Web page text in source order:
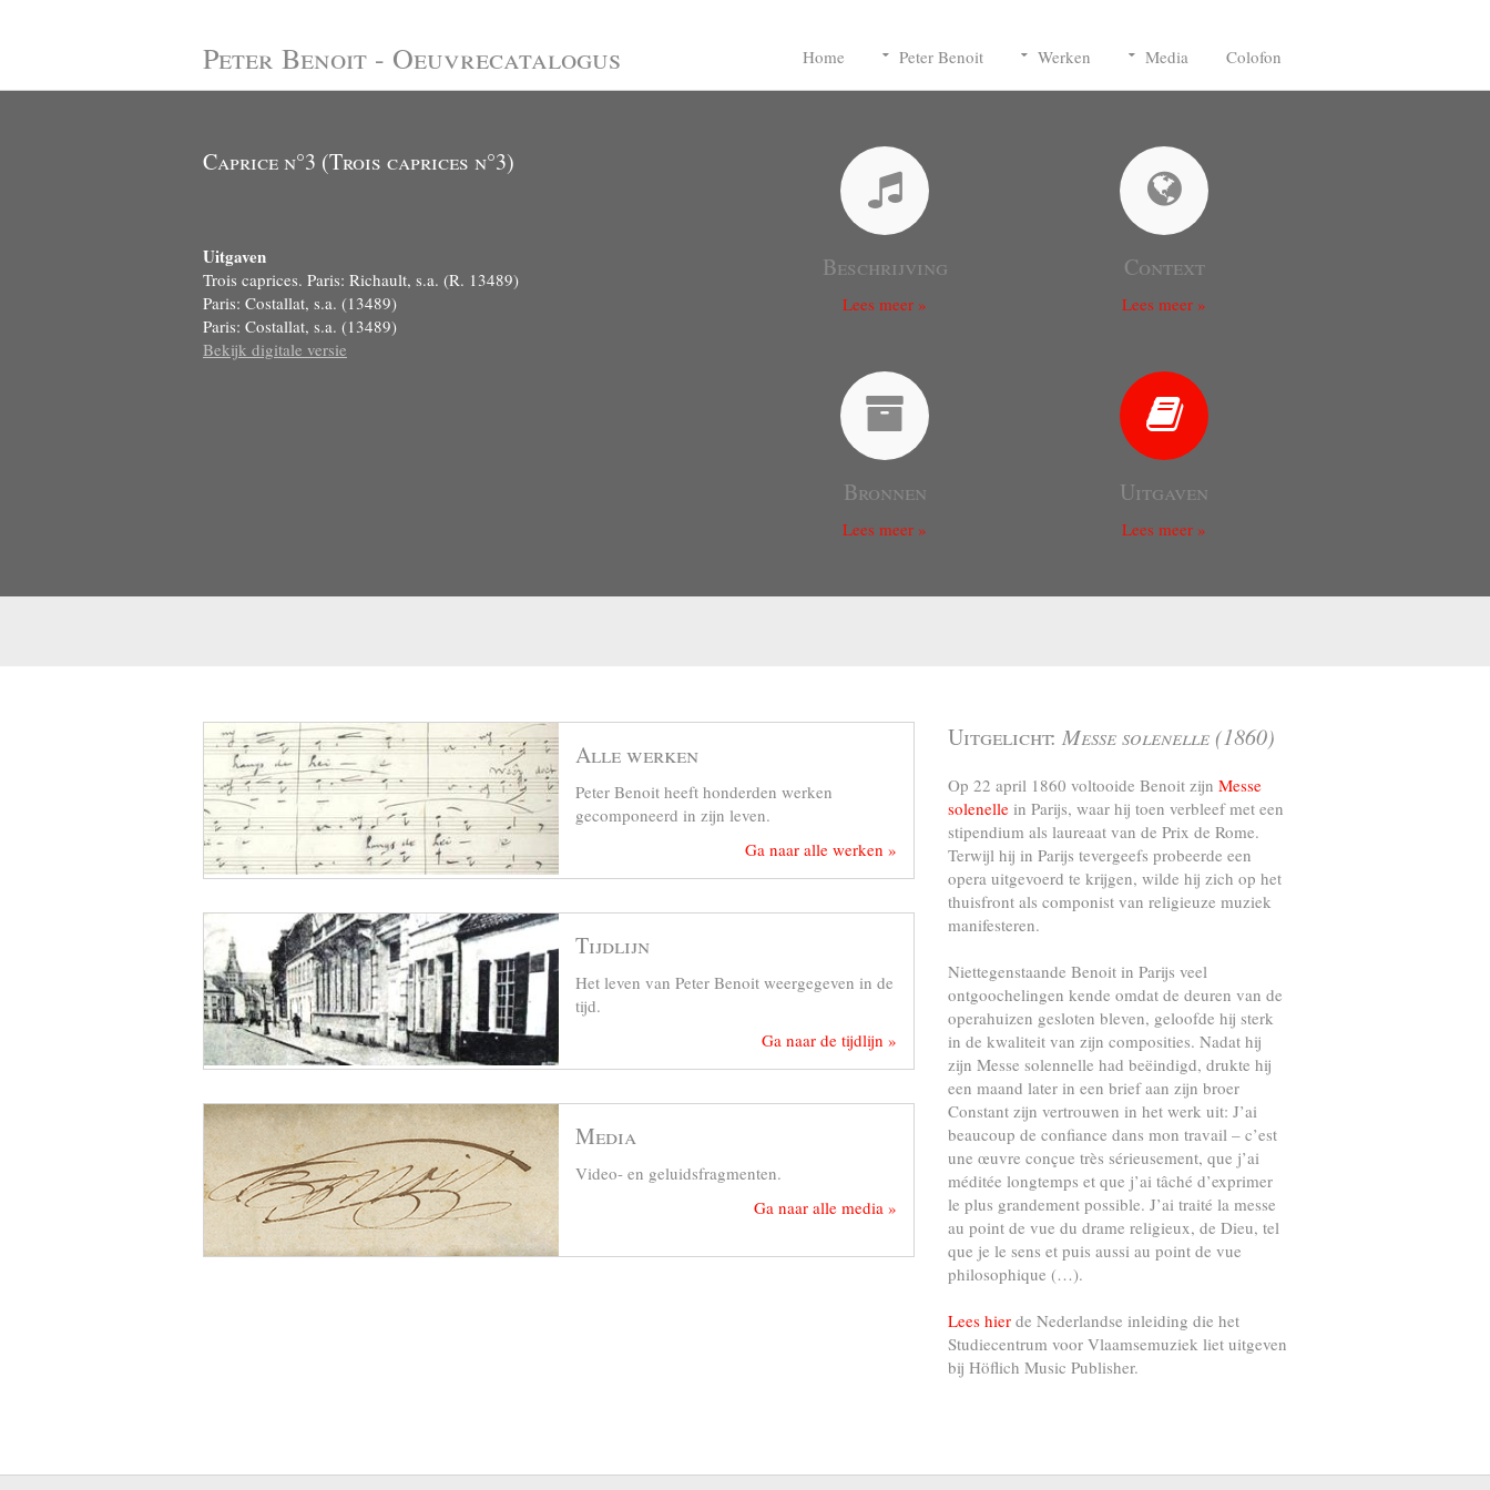
Peter Benoit - Oeuvrecatalogus Home Peter Benoit Werken Media Colofon
Caprice n°3 (Trois caprices n°3)
Uitgaven
Trois caprices. Paris: Richault, s.a. (R. 13489)
Paris: Costallat, s.a. (13489)
Paris: Costallat, s.a. (13489)
Bekijk digitale versie
Beschrijving
Lees meer »
Bronnen
Lees meer »
Context
Lees meer »
Uitgaven
Lees meer »
Alle werken
Peter Benoit heeft honderden werken
gecomponeerd in zijn leven.
Ga naar alle werken »
Tijdlijn
Het leven van Peter Benoit weergegeven in de
tijd.
Ga naar de tijdlijn »
Media
Video- en geluidsfragmenten.
Ga naar alle media »
Uitgelicht: Messe solenelle (1860)
Op 22 april 1860 voltooide Benoit zijn Messe
solenelle in Parijs, waar hij toen verbleef met een
stipendium als laureaat van de Prix de Rome.
Terwijl hij in Parijs tevergeefs probeerde een
opera uitgevoerd te krijgen, wilde hij zich op het
thuisfront als componist van religieuze muziek
manifesteren.
Niettegenstaande Benoit in Parijs veel
ontgoochelingen kende omdat de deuren van de
operahuizen gesloten bleven, geloofde hij sterk
in de kwaliteit van zijn composities. Nadat hij
zijn Messe solennelle had beëindigd, drukte hij
een maand later in een brief aan zijn broer
Constant zijn vertrouwen in het werk uit: J’ai
beaucoup de confiance dans mon travail – c’est
une œuvre conçue très sérieusement, que j’ai
méditée longtemps et que j’ai tâché d’exprimer
le plus grandement possible. J’ai traité la messe
au point de vue du drame religieux, de Dieu, tel
que je le sens et puis aussi au point de vue
philosophique (…).
Lees hier de Nederlandse inleiding die het
Studiecentrum voor Vlaamsemuziek liet uitgeven
bij Höflich Music Publisher.